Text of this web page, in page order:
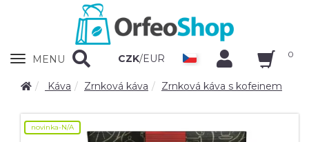
Zobrazit
MENU CZK/EUR 0
Káva Zrnková káva Zrnková káva s kofeinem
novinka-N/A